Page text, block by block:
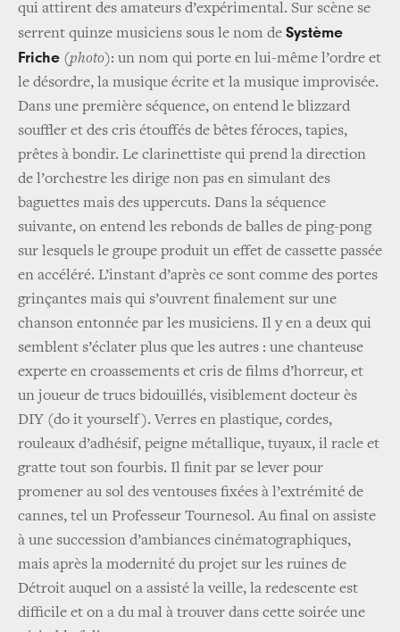
qui attirent des amateurs d’expérimental. Sur scène se
serrent quinze musiciens sous le nom de Système
Friche (photo): un nom qui porte en lui-même l’ordre et
le désordre, la musique écrite et la musique improvisée.
Dans une première séquence, on entend le blizzard
souffler et des cris étouffés de bêtes féroces, tapies,
prêtes à bondir. Le clarinettiste qui prend la direction
de l’orchestre les dirige non pas en simulant des
baguettes mais des uppercuts. Dans la séquence
suivante, on entend les rebonds de balles de ping-pong
sur lesquels le groupe produit un effet de cassette passée
en accéléré. L’instant d’après ce sont comme des portes
grinçantes mais qui s’ouvrent finalement sur une
chanson entonnée par les musiciens. Il y en a deux qui
semblent s’éclater plus que les autres : une chanteuse
experte en croassements et cris de films d’horreur, et
un joueur de trucs bidouillés, visiblement docteur ès
DIY (do it yourself). Verres en plastique, cordes,
rouleaux d’adhésif, peigne métallique, tuyaux, il racle et
gratte tout son fourbis. Il finit par se lever pour
promener au sol des ventouses fixées à l’extrémité de
cannes, tel un Professeur Tournesol. Au final on assiste
à une succession d’ambiances cinématographiques,
mais après la modernité du projet sur les ruines de
Détroit auquel on a assisté la veille, la redescente est
difficile et on a du mal à trouver dans cette soirée une